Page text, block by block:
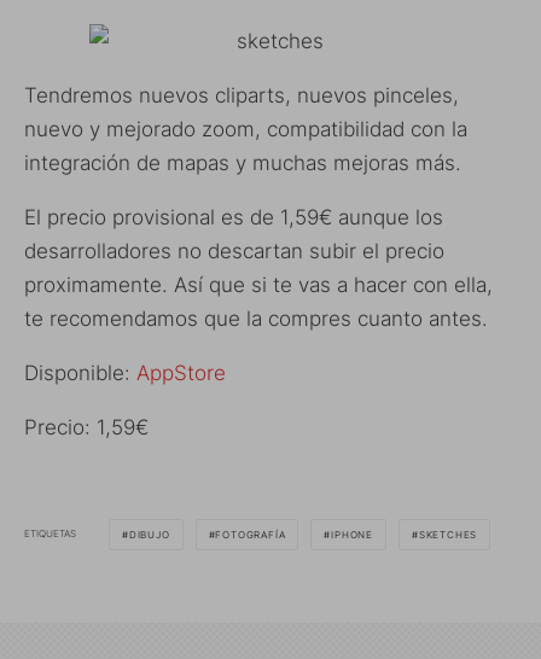
Tendremos nuevos cliparts, nuevos pinceles,
nuevo y mejorado zoom, compatibilidad con la
integración de mapas y muchas mejoras más.
El precio provisional es de 1,59€ aunque los
desarrolladores no descartan subir el precio
proximamente. Así que si te vas a hacer con ella,
te recomendamos que la compres cuanto antes.
Disponible: AppStore
Precio: 1,59€
ETIQUETAS DIBUJO FOTOGRAFÍA IPHONE SKETCHES